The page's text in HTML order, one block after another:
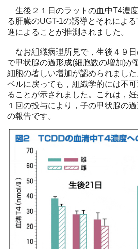
生後２１日のラットの血中T4濃
る肝臓のUGT-1の誘導とそれによ
進によることが推測されました。
なお組織病理所見で，生後４９
で甲状腺の過形成(細胞数の増加)が
細胞の著しい増加が認められまし
ベルに戻っても，組織学的には不
ることが示されました。これは，
１回の投与により，子の甲状腺の
の報告です。